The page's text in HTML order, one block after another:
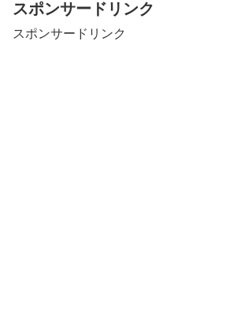
スポンサードリンク
スポンサードリンク